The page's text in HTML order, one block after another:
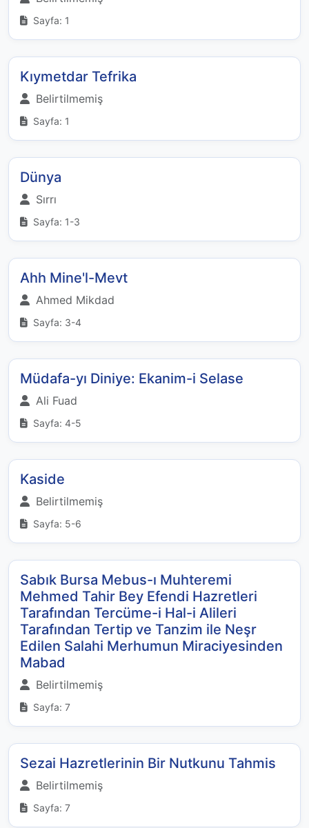
Sayfa: 1
Kıymetdar Tefrika
Belirtilmemiş
Sayfa: 1
Dünya
Sırrı
Sayfa: 1-3
Ahh Mine'l-Mevt
Ahmed Mikdad
Sayfa: 3-4
Müdafa-yı Diniye: Ekanim-i Selase
Ali Fuad
Sayfa: 4-5
Kaside
Belirtilmemiş
Sayfa: 5-6
Sabık Bursa Mebus-ı Muhteremi
Mehmed Tahir Bey Efendi Hazretleri
Tarafından Tercüme-i Hal-i Alileri
Tarafından Tertip ve Tanzim ile Neşr
Edilen Salahi Merhumun Miraciyesinden
Mabad
Belirtilmemiş
Sayfa: 7
Sezai Hazretlerinin Bir Nutkunu Tahmis
Belirtilmemiş
Sayfa: 7